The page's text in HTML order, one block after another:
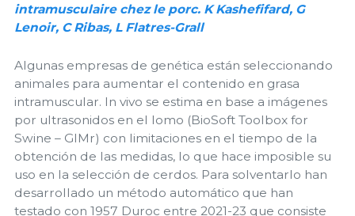
intramusculaire chez le porc. K Kashefifard, G
Lenoir, C Ribas, L Flatres-Grall
Algunas empresas de genética están seleccionando
animales para aumentar el contenido en grasa
intramuscular. In vivo se estima en base a imágenes
por ultrasonidos en el lomo (BioSoft Toolbox for
Swine – GIMr) con limitaciones en el tiempo de la
obtención de las medidas, lo que hace imposible su
uso en la selección de cerdos. Para solventarlo han
desarrollado un método automático que han
testado con 1957 Duroc entre 2021-23 que consiste